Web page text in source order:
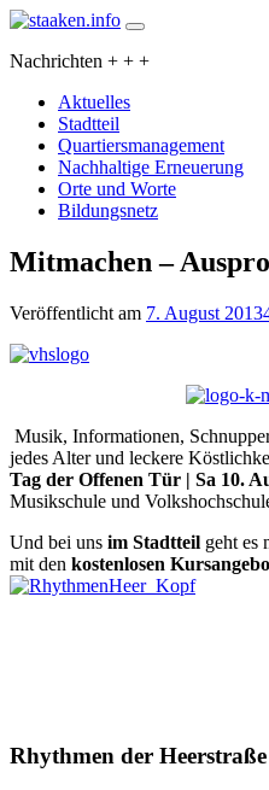
Skip
content
staaken.info
Ein Projekt des
Nachrichten + + +
Aktuelles
Stadtteil
Quartiersmanagement
Nachhaltige Erneuerung
Orte und Worte
Bildungsnetz
Mitmachen –
Veröffentlicht am 7. August 2013
Musik, Informationen,
jedes Alter und leckere
Tag der Offenen Tür | Sa 10.
Musikschule und
Und bei uns im Stadtteil geht es
mit den kostenlosen
Rhythmen der